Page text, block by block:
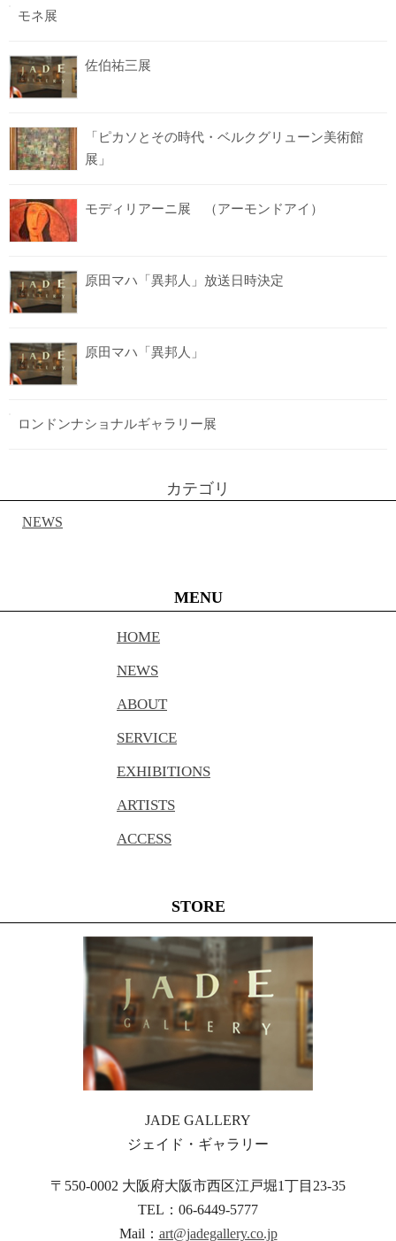
モネ展
佐伯祐三展
「ピカソとその時代・ベルクグリューン美術館
展」
モディリアーニ展 （アーモンドアイ）
原田マハ「異邦人」放送日時決定
原田マハ「異邦人」
ロンドンナショナルギャラリー展
カテゴリ
NEWS
MENU
HOME
NEWS
ABOUT
SERVICE
EXHIBITIONS
ARTISTS
ACCESS
STORE
JADE GALLERY
ジェイド・ギャラリー
〒550-0002 大阪府大阪市西区江戸堀1丁目23-35
TEL：06-6449-5777
Mail： art@jadegallery.co.jp